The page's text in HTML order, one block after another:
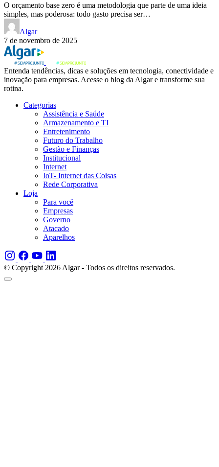
O orçamento base zero é uma metodologia que parte de uma ideia
simples, mas poderosa: todo gasto precisa ser…
Algar
7 de novembro de 2025
Entenda tendências, dicas e soluções em tecnologia, conectividade e
inovação para empresas. Acesse o blog da Algar e transforme sua
rotina.
Categorias
Assistência e Saúde
Armazenamento e TI
Entretenimento
Futuro do Trabalho
Gestão e Finanças
Institucional
Internet
IoT- Internet das Coisas
Rede Corporativa
Loja
Para você
Empresas
Governo
Atacado
Aparelhos
© Copyright 2026 Algar - Todos os direitos reservados.